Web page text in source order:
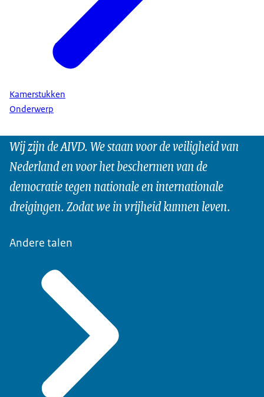
Kamerstukken
Onderwerp
Wij zijn de AIVD. We staan voor de veiligheid van
Nederland en voor het beschermen van de
democratie tegen nationale en internationale
dreigingen. Zodat we in vrijheid kunnen leven.
Andere talen